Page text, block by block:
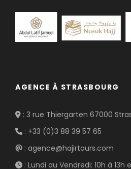
AGENCE À STRASBOURG
: 3 rue Thiergarten 67000
: +33 (0)3 88 39 57 65
: agence@hajirtours.com
: Lundi au Vendredi: 10h à 13h